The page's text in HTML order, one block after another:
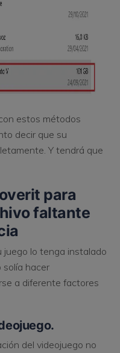
estos métodos
decir que su
Y tendrá que
para
faltante
juego lo tenga instalado
solía hacer
a diferente factores
del videojuego no